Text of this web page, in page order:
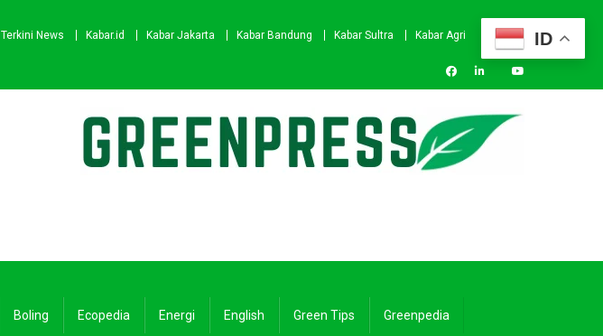
Terkini News Kabar.id Kabar Jakarta Kabar Bandung Kabar Sultra
Kabar Agri
Boling Ecopedia Energi English Green Tips Greenpedia
ID